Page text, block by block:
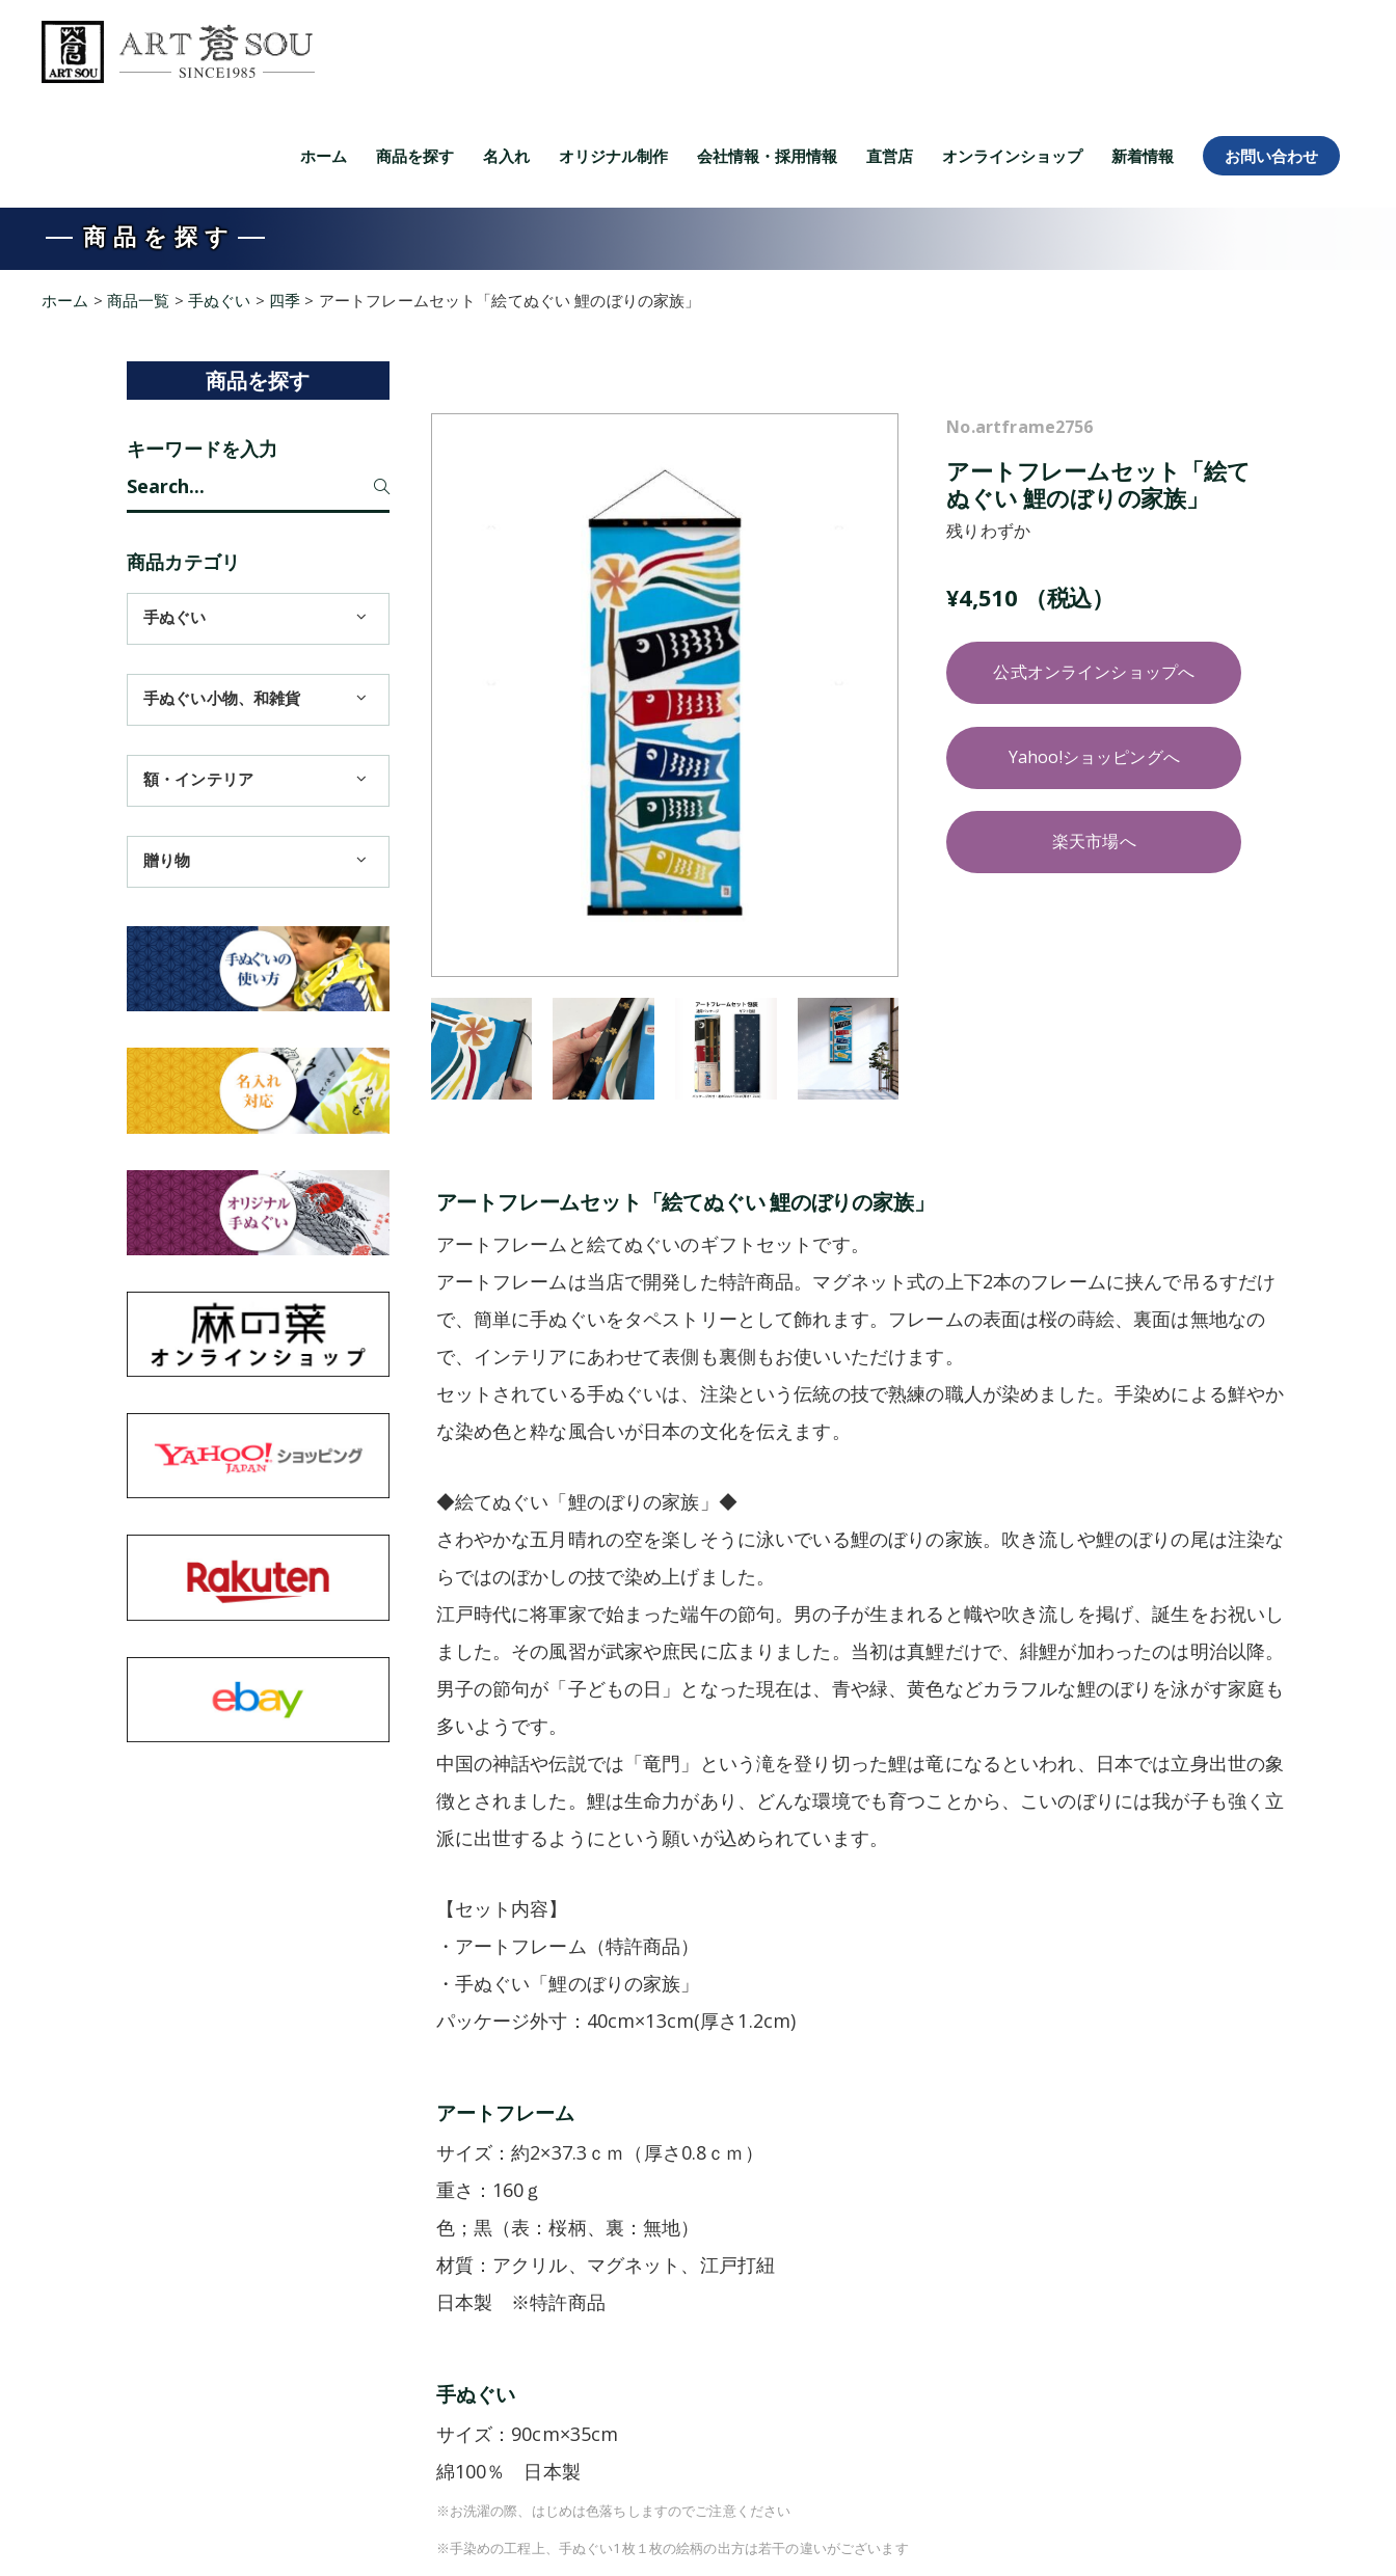
ホーム 商品を探す 名入れ オリジナル制作 会社情報・採用情報 直営店 オンラインショップ 新着情報 お問い合わせ
商品を探す
ホーム > 商品一覧 > 手ぬぐい > 四季 > アートフレームセット「絵てぬぐい 鯉のぼりの家族」
No.artframe2756
アートフレームセット「絵て
ぬぐい 鯉のぼりの家族」
残りわずか
¥4,510 （税込）
公式オンラインショップへ
Yahoo!ショッピングへ
楽天市場へ
アートフレームセット「絵てぬぐい 鯉のぼりの家族」
アートフレームと絵てぬぐいのギフトセットです。
アートフレームは当店で開発した特許商品。マグネット式の上下2本のフレームに挟んで吊るすだけ
で、簡単に手ぬぐいをタペストリーとして飾れます。フレームの表面は桜の蒔絵、裏面は無地なの
で、インテリアにあわせて表側も裏側もお使いいただけます。
セットされている手ぬぐいは、注染という伝統の技で熟練の職人が染めました。手染めによる鮮やか
な染め色と粋な風合いが日本の文化を伝えます。
◆絵てぬぐい「鯉のぼりの家族」◆
さわやかな五月晴れの空を楽しそうに泳いでいる鯉のぼりの家族。吹き流しや鯉のぼりの尾は注染な
らではのぼかしの技で染め上げました。
江戸時代に将軍家で始まった端午の節句。男の子が生まれると幟や吹き流しを掲げ、誕生をお祝いし
ました。その風習が武家や庶民に広まりました。当初は真鯉だけで、緋鯉が加わったのは明治以降。
男子の節句が「子どもの日」となった現在は、青や緑、黄色などカラフルな鯉のぼりを泳がす家庭も
多いようです。
中国の神話や伝説では「竜門」という滝を登り切った鯉は竜になるといわれ、日本では立身出世の象
徴とされました。鯉は生命力があり、どんな環境でも育つことから、こいのぼりには我が子も強く立
派に出世するようにという願いが込められています。
【セット内容】
・アートフレーム（特許商品）
・手ぬぐい「鯉のぼりの家族」
パッケージ外寸：40cm×13cm(厚さ1.2cm)
アートフレーム
サイズ：約2×37.3ｃｍ（厚さ0.8ｃｍ）
重さ：160ｇ
色；黒（表：桜柄、裏：無地）
材質：アクリル、マグネット、江戸打紐
日本製 ※特許商品
手ぬぐい
サイズ：90cm×35cm
綿100％ 日本製
※お洗濯の際、はじめは色落ちしますのでご注意ください
※手染めの工程上、手ぬぐい1枚１枚の絵柄の出方は若干の違いがございます
商品を探す
キーワードを入力
Search
商品カテゴリ
手ぬぐい
3,300円まで
11,000円まで
季節のおすすめ
浮世絵・名画名作・古典
四季
江戸小紋・総柄・無地
ギフトセット
手ぬぐい小物、和雑貨
扇子
トートバッグ
赤ちゃん甚平
チーフ・風呂敷
ステーショナリー
額・インテリア
TokyoTokyo選定商品
タペストリー・掛軸・パネル
額
贈り物
母の日ギフト
結婚祝い
秋のギフト